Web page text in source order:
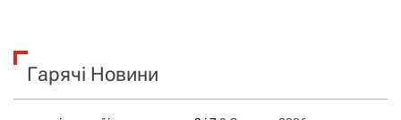
к
Гарячі Новини